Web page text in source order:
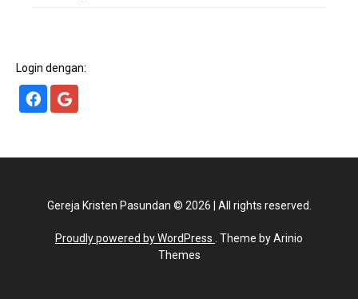
Login dengan:
Gereja Kristen Pasundan © 2026 All rights reserved.
Proudly powered by WordPress
. Theme by Arinio
Themes